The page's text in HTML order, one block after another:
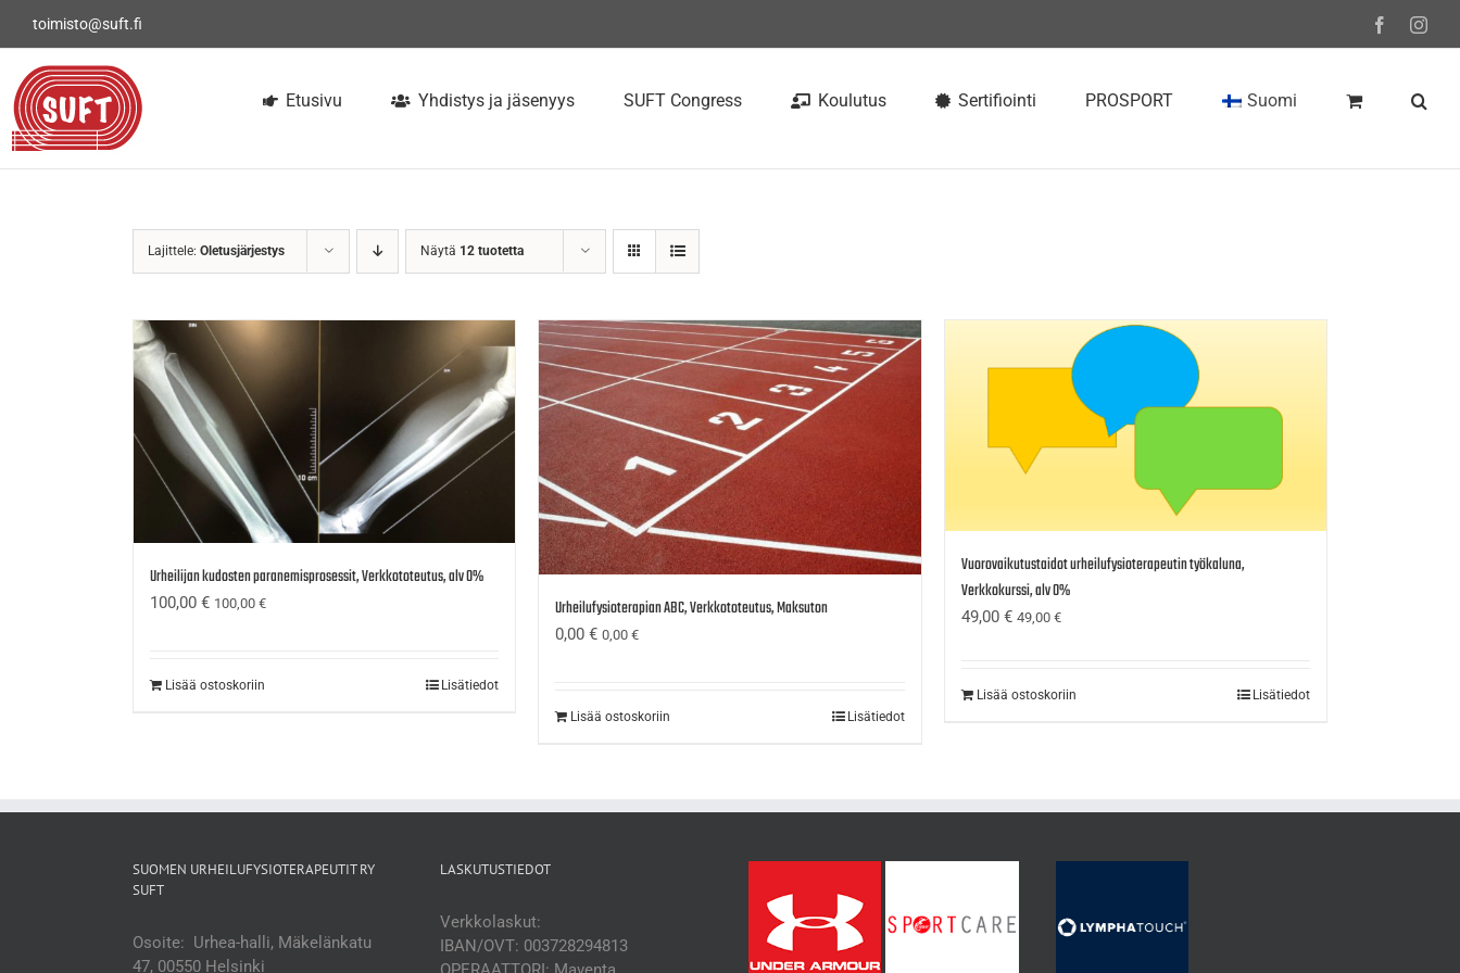
toimisto@suft.fi Facebook
Etusivu Yhdistys ja jäsenyys SUFT Congress Koulutus Sertifiointi PROSPORT Suomi
Lajittele: Oletusjärjestys Näytä 12 tuotetta
Urheilijan kudosten paranemisprosessit, Verkkototeutus, alv 0%
100,00 € 100,00 €
Lisää ostoskoriin Lisätiedot
Urheilufysioterapian ABC, Verkkototeutus, Maksuton
0,00€ 0,00€
Lisää ostoskoriin Lisätiedot
Vuorovaikutustaidot urheilufysioterapeutin työkaluna,
Verkkokurssi, alv 0%
49,00 € 49,00 €
Lisää ostoskoriin Lisätiedot
SUOMEN URHEILUFYSIOTERAPEUTIT RY
SUFT
Osoite: Urhea-halli, Mäkelänkatu
47, 00550 Helsinki
LASKUTUSTIEDOT
Verkkolaskut:
IBAN/OVT: 003728294813